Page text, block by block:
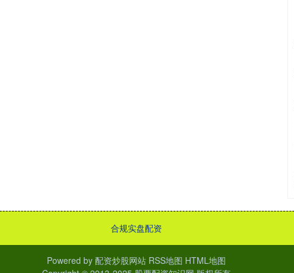
合规实盘配资
Powered by 配资炒股网站 RSS地图 HTML地图